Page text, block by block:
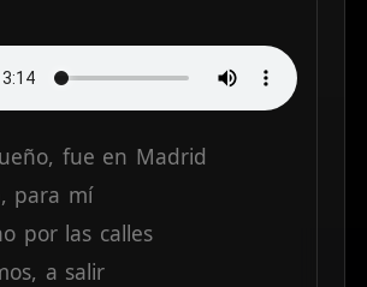
fue en Madrid
para mí
por las calles
a salir